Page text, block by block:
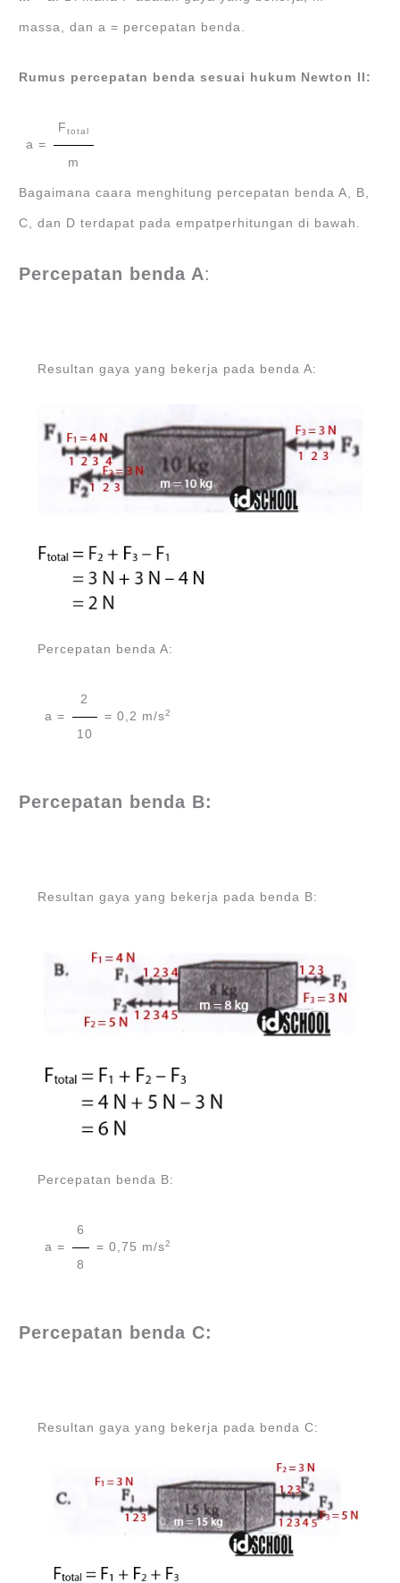
massa, dan a = percepatan benda.
Rumus percepatan benda sesuai hukum Newton II:
a =
Ftotal
m
Bagaimana caara menghitung percepatan benda A, B,
C, dan D terdapat pada empatperhitungan di bawah.
Percepatan benda A:
Resultan gaya yang bekerja pada benda A:
Percepatan benda A:
a =
2
10
= 0,2 m/s2
Percepatan benda B:
Resultan gaya yang bekerja pada benda B:
Percepatan benda B:
a =
6
8
= 0,75 m/s2
Percepatan benda C:
Resultan gaya yang bekerja pada benda C: